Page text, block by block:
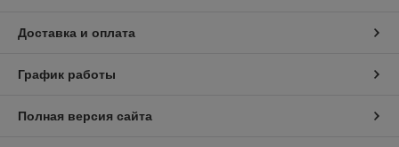
Доставка и оплата
График работы
Полная версия сайта